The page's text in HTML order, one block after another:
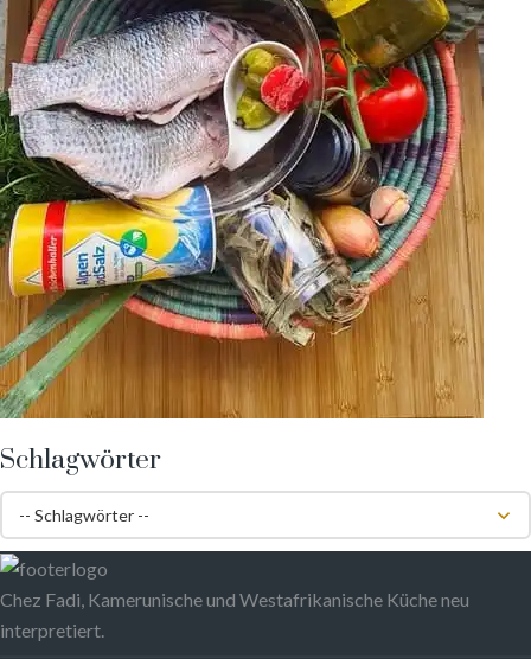
Schlagwörter
Chez Fadi, Kamerunische und Westafrikanische Küche neu
interpretiert.